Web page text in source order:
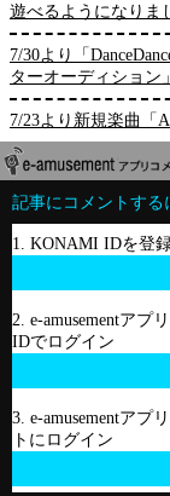
遊べるようになりま
7/30より「
ターオーディション
7/23より新規楽曲「
記事にコメントする
1. KONAMI IDを登
2. e-amusementアプ
IDでログイン
3. e-amusementアプ
トにログイン